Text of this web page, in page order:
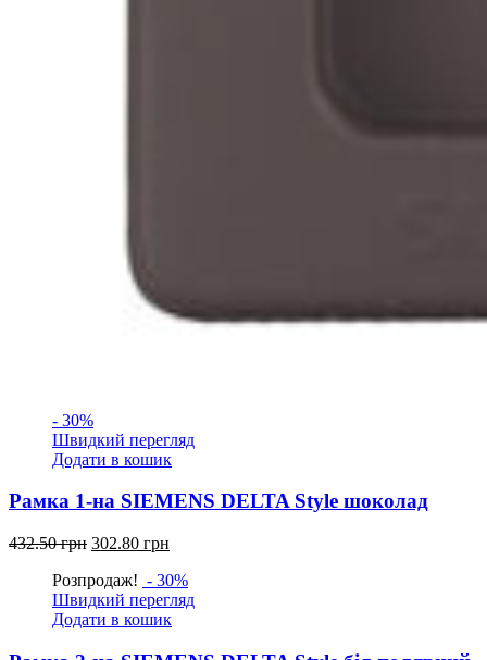
- 30%
Швидкий перегляд
Додати в кошик
Рамка 1-на SIEMENS DELTA Style шоколад
432.50грн Оригінальна
432.50
грн.
302.80 грн
302.80
грн.
Розпродаж! - 30%
Швидкий перегляд
Додати в кошик